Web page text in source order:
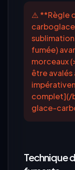
⚠️ **Règle
fumée)
morceaux
être
complet](/
glace-
Technique